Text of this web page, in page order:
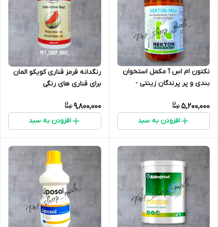
نکتون ام اس آ مکمل استخوان
بندی و پر پرندگان زینتی -
5,200,000
افزودن به سبد
رنگدانه قرمز قناری کویکو المان
برای قناری های رنگی
9,800,000
افزودن به سبد